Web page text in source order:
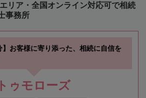
リア・全国オンライン対応可で相続
事務所
】お客様に寄り添った、相続に自信を
ゥモローズ